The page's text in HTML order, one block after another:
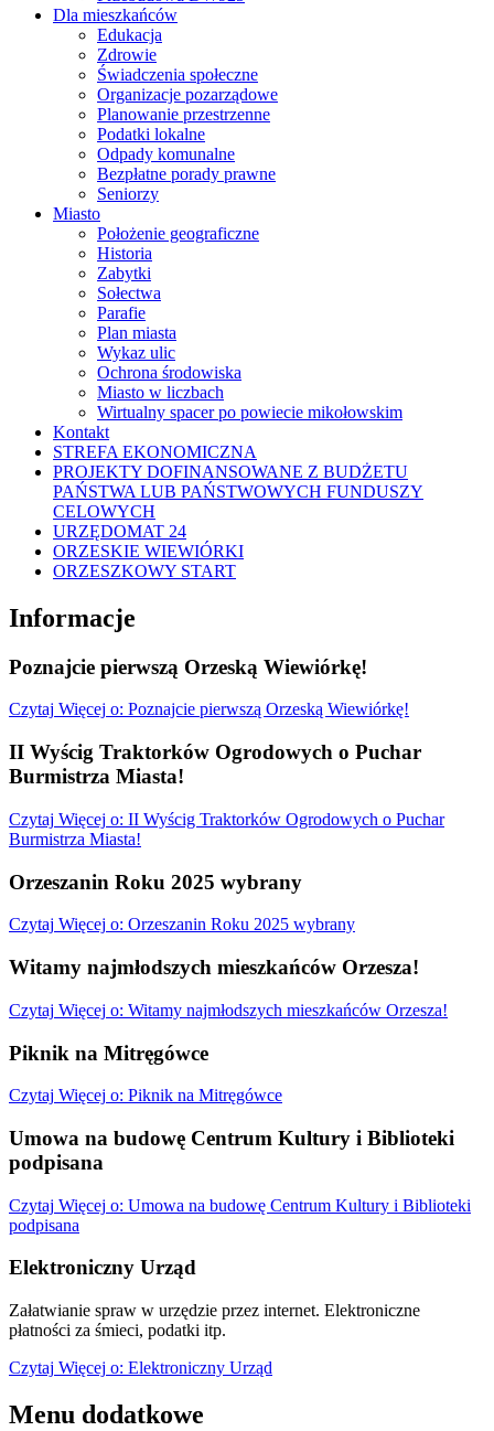
Dla mieszkańców
Edukacja
Zdrowie
Świadczenia społeczne
Organizacje pozarządowe
Planowanie przestrzenne
Podatki lokalne
Odpady komunalne
Bezpłatne porady prawne
Seniorzy
Miasto
Położenie geograficzne
Historia
Zabytki
Sołectwa
Parafie
Plan miasta
Wykaz ulic
Ochrona środowiska
Miasto w liczbach
Wirtualny spacer po powiecie mikołowskim
Kontakt
STREFA EKONOMICZNA
PROJEKTY DOFINANSOWANE Z BUDŻETU
PAŃSTWA LUB PAŃSTWOWYCH FUNDUSZY
CELOWYCH
URZĘDOMAT 24
ORZESKIE WIEWIÓRKI
ORZESZKOWY START
Informacje
Poznajcie pierwszą Orzeską Wiewiórkę!
Czytaj Więcej o: Poznajcie pierwszą Orzeską Wiewiórkę!
II Wyścig Traktorków Ogrodowych o Puchar
Burmistrza Miasta!
Czytaj Więcej o: II Wyścig Traktorków Ogrodowych o Puchar
Burmistrza Miasta!
Orzeszanin Roku 2025 wybrany
Czytaj Więcej o: Orzeszanin Roku 2025 wybrany
Witamy najmłodszych mieszkańców Orzesza!
Czytaj Więcej o: Witamy najmłodszych mieszkańców Orzesza!
Piknik na Mitręgówce
Czytaj Więcej o: Piknik na Mitręgówce
Umowa na budowę Centrum Kultury i Biblioteki
podpisana
Czytaj Więcej o: Umowa na budowę Centrum Kultury i Biblioteki
podpisana
Elektroniczny Urząd
Załatwianie spraw w urzędzie przez internet. Elektroniczne
płatności za śmieci, podatki itp.
Czytaj Więcej o: Elektroniczny Urząd
Menu dodatkowe